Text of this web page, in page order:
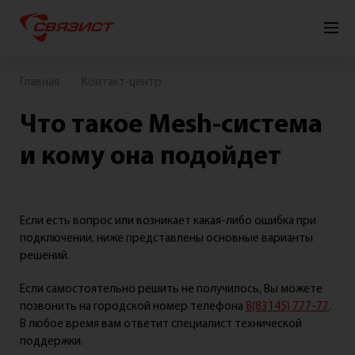
Для
Для
Для
Связист
Интернет+ТВ
Телевидение
Видеонаблюдение
Что такое Mesh-система
и кому она подойдет
Если есть вопрос или возникает какая-либо ошибка при
подключении, ниже представлены основные варианты
решений.
Если самостоятельно решить не получилось, Вы можете
позвонить на городской номер телефона 8(83145) 777-77 .
В любое время вам ответит специалист технической
поддержки.